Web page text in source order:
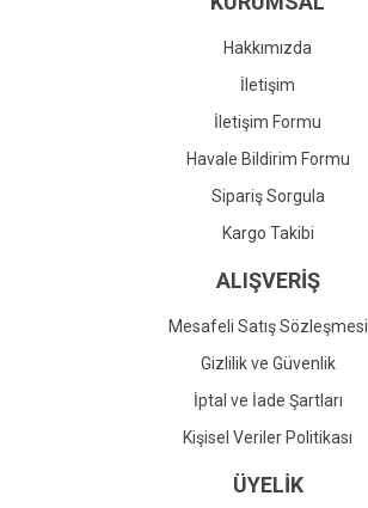
Gönder
Hakkımızda
İletişim
İletişim Formu
Havale Bildirim Formu
Sipariş Sorgula
Kargo Takibi
ALIŞVERİŞ
Mesafeli Satış Sözleşmesi
Gizlilik ve Güvenlik
İptal ve İade Şartları
Kişisel Veriler Politikası
ÜYELİK